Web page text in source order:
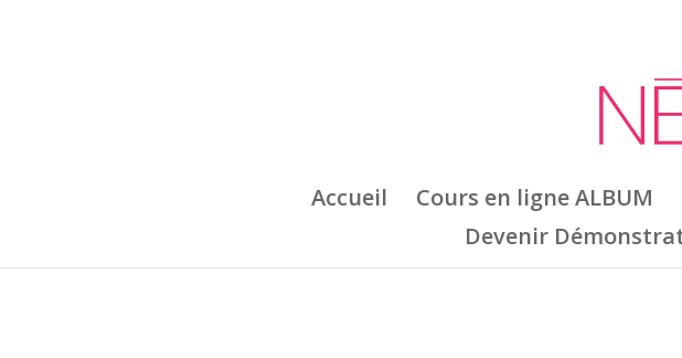
Accueil Cours en ligne ALBUM
Devenir